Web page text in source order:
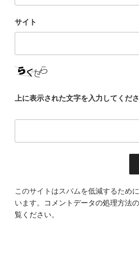
サイト
上に表示された文字を入力してくださ
このサイトはスパムを低減するため
います。
コメントデータの処理方法
覧ください。